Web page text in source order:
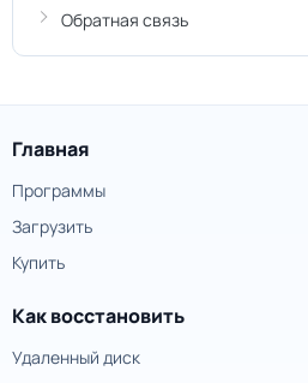
Обратная связь
Главная
Программы
Загрузить
Купить
Как восстановить
Удаленный диск